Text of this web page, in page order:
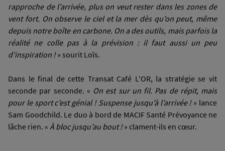
rapproche de l’arrivée, plus on veut rester dans les zones de
vent fort. On observe le ciel et la mer dès qu’on peut, même
depuis notre boîte en carbone. On a des outils, mais parfois la
réalité ne colle pas à la prévision : il faut aussi un peu
d’inspiration !» sourit Loïs.
Dans le final de cette Transat Café L'OR, la stratégie se vit
seconde par seconde. « On est sur un fil. Pas de répit, mais
pour le sport c’est génial ! Suspense jusqu’à l’arrivée !» lance
Sam Goodchild. Le duo à bord de MACIF Santé Prévoyance ne
lâche rien. « À bloc jusqu’au bout !» clament-ils en cœur.